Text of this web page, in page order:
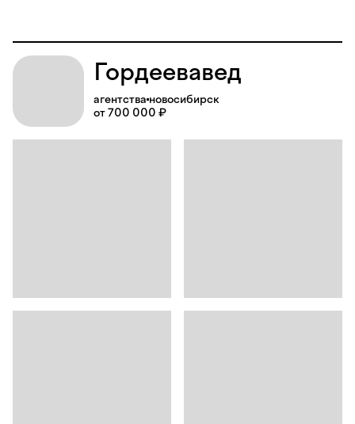
Гордеевавед
агентства новосибирск
от 700 000 ₽